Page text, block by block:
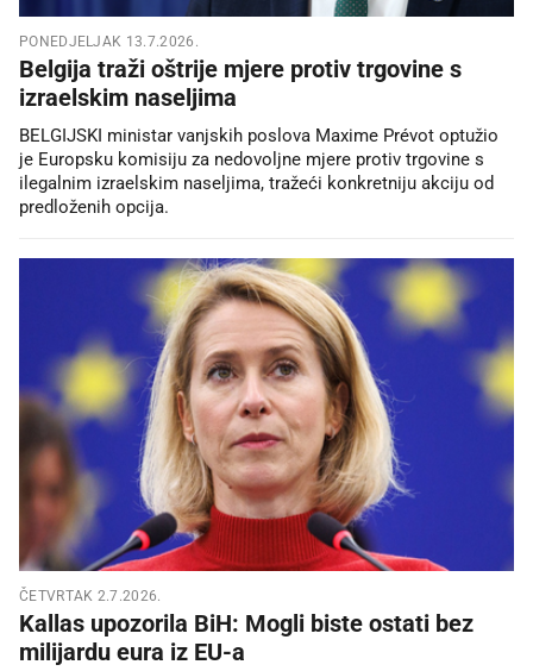
PONEDJELJAK 13.7.2026.
Belgija traži oštrije mjere protiv trgovine s
izraelskim naseljima
BELGIJSKI ministar vanjskih poslova Maxime Prévot optužio
je Europsku komisiju za nedovoljne mjere protiv trgovine s
ilegalnim izraelskim naseljima, tražeći konkretniju akciju od
predloženih opcija.
ČETVRTAK 2.7.2026.
Kallas upozorila BiH: Mogli biste ostati bez
milijardu eura iz EU-a